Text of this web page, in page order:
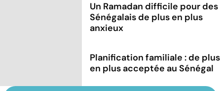
Un Ramadan difficile pour des
Sénégalais de plus en plus
anxieux
Planification familiale : de plus
en plus acceptée au Sénégal